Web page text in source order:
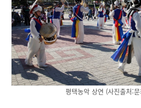
평택농악 상연 (사진출처: